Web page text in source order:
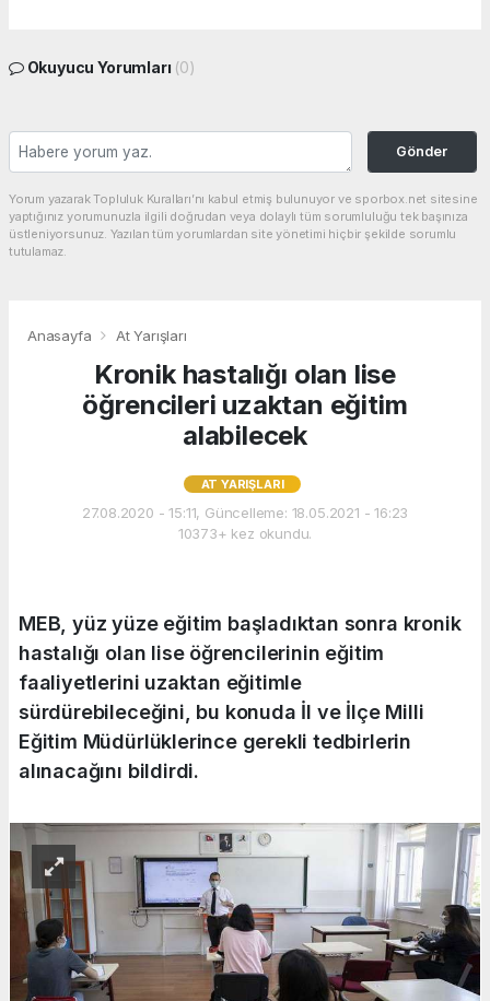
Okuyucu Yorumları (0)
Gönder
Yorum yazarak Topluluk Kuralları’nı kabul etmiş bulunuyor ve sporbox.net sitesine
yaptığınız yorumunuzla ilgili doğrudan veya dolaylı tüm sorumluluğu tek başınıza
üstleniyorsunuz. Yazılan tüm yorumlardan site yönetimi hiçbir şekilde sorumlu
tutulamaz.
Anasayfa At Yarışları
Kronik hastalığı olan lise
öğrencileri uzaktan eğitim
alabilecek
AT YARIŞLARI
27.08.2020 - 15:11, Güncelleme: 18.05.2021 - 16:23
10373+ kez okundu.
MEB, yüz yüze eğitim başladıktan sonra kronik
hastalığı olan lise öğrencilerinin eğitim
faaliyetlerini uzaktan eğitimle
sürdürebileceğini, bu konuda İl ve İlçe Milli
Eğitim Müdürlüklerince gerekli tedbirlerin
alınacağını bildirdi.